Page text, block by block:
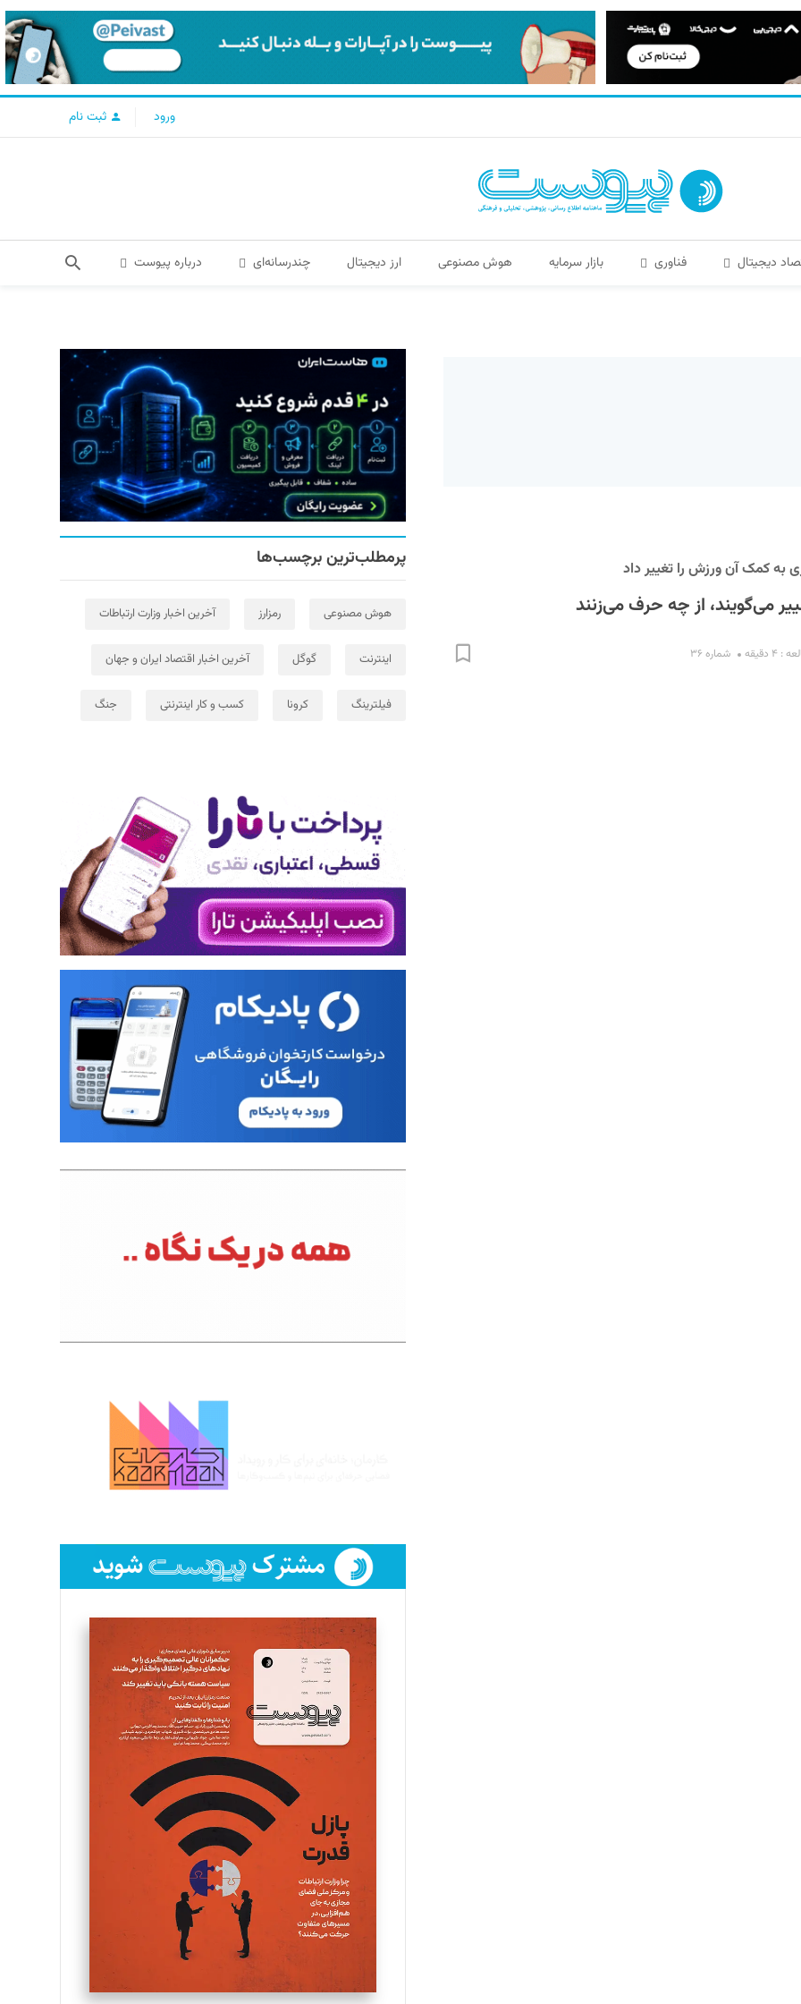
ورود ثبت نام
دیجیتال فناوری بازار سرمایه هوش مصنوعی ارز دیجیتال چندرسانه‌ای درباره پیوست
به کمک آن ورزش را تغییر داد
می‌گویند، از چه حرف می‌زنند
۴ دقیقه شماره ۳۶
پرمطلب‌ترین برچسب‌ها
هوش مصنوعی رمزارز آخرین اخبار وزارت ارتباطات
اینترنت گوگل آخرین اخبار اقتصاد ایران و جهان
فیلترینگ کرونا کسب و کار اینترنتی جنگ